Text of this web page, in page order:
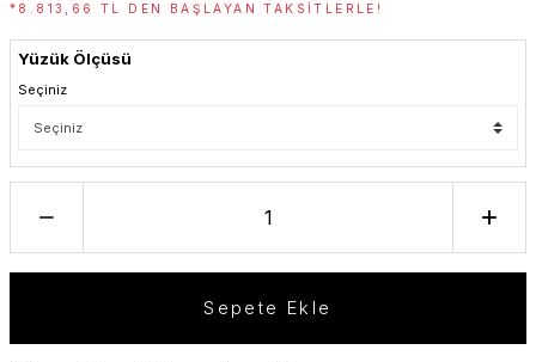
*8.813,66 TL DEN BAŞLAYAN TAKSITLERLE!
Yüzük Ölçüsü
Seçiniz
Sepete Ekle